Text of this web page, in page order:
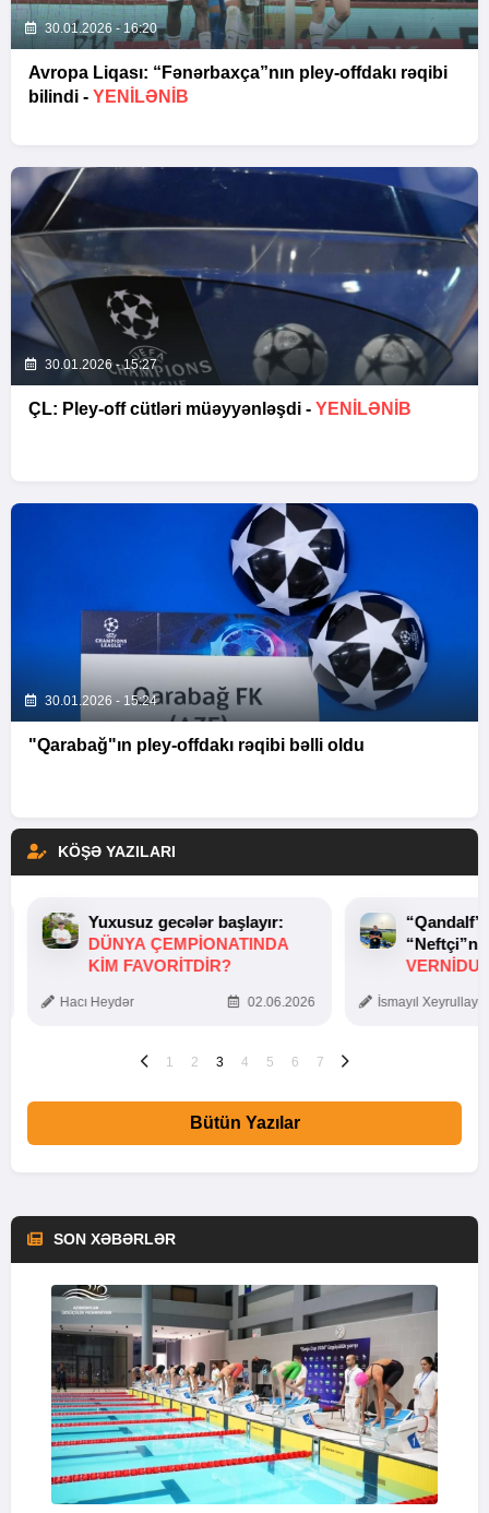
30.01.2026 - 16:20
Avropa Liqası: “Fənərbaxça”nın pley-offdakı rəqibi
bilindi - YENİLƏNİB
30.01.2026 - 15:27
ÇL: Pley-off cütləri müəyyənləşdi - YENİLƏNİB
30.01.2026 - 15:24
"Qarabağ"ın pley-offdakı rəqibi bəlli oldu
KÖŞƏ YAZILARI
Yuxusuz gecələr başlayır:
DÜNYA ÇEMPIONATINDA
KIM FAVORITDIR?
Hacı Heydər 02.06.2026 İsmayıl
1 2 3 4 5 6 7
Bütün Yazılar
SON XƏBƏRLƏR